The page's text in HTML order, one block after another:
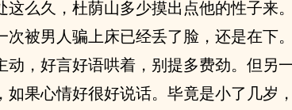
这么久，杜荫山多少摸出点他的性子来
次被男人骗上床已经丢了脸，还是在下
动，好言好语哄着，别提多费劲。但另
如果心情好很好说话。毕竟是小了几岁